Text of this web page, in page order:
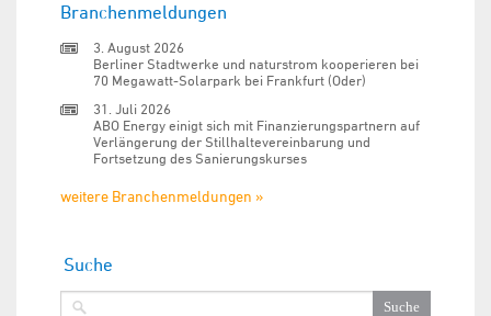
Branchenmeldungen
3. August 2026
Berliner Stadtwerke und naturstrom kooperieren bei
70 Megawatt-Solarpark bei Frankfurt (Oder)
31. Juli 2026
ABO Energy einigt sich mit Finanzierungspartnern auf
Verlängerung der Stillhaltevereinbarung und
Fortsetzung des Sanierungskurses
weitere Branchenmeldungen »
Suche